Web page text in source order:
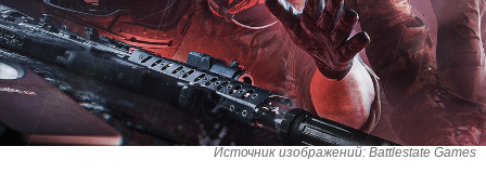
Источник изображений: Battlestate Games